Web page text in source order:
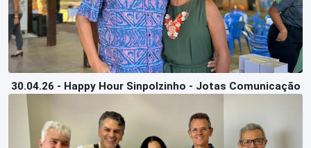
30.04.26 - Happy Hour Sinpolzinho - Jotas Comunicação